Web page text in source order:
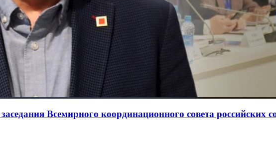
Всемирного координационного совета российских